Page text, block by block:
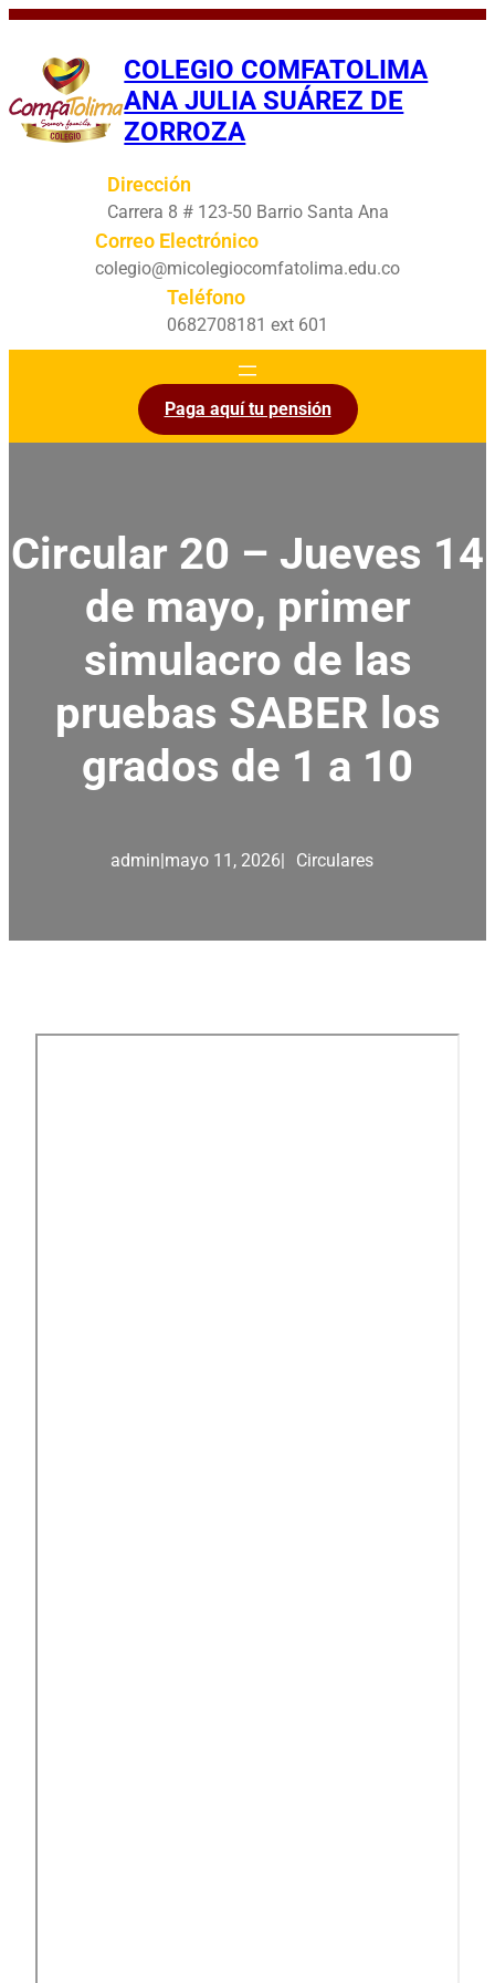
Saltar
contenido
COLEGIO COMFATOLIMA
ANA JULIA SUÁREZ DE
ZORROZA
Dirección
Carrera 8 # 123-50 Barrio Santa Ana
Correo Electrónico
colegio@micolegiocomfatolima.edu.co
Teléfono
0682708181 ext 601
Paga aquí tu pensión
Circular 20 – Jueves 14
de mayo, primer
simulacro de las
pruebas SABER los
grados de 1 a 10
admin|mayo 11, 2026| Circulares